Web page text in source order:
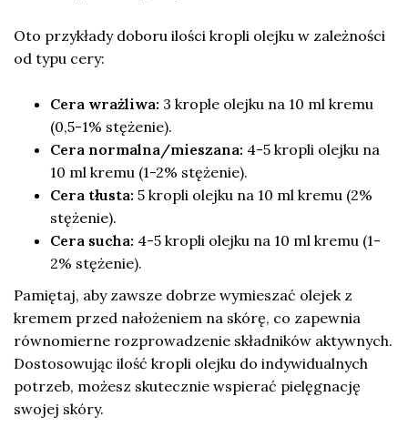
Oto przykłady doboru ilości kropli olejku w zależności
od typu cery:
Cera wrażliwa: 3 krople olejku na 10 ml kremu
(0,5-1% stężenie).
Cera normalna/mieszana: 4-5 kropli olejku na
10 ml kremu (1-2% stężenie).
Cera tłusta: 5 kropli olejku na 10 ml kremu (2%
stężenie).
Cera sucha: 4-5 kropli olejku na 10 ml kremu (1-
2% stężenie).
Pamiętaj, aby zawsze dobrze wymieszać olejek z
kremem przed nałożeniem na skórę, co zapewnia
równomierne rozprowadzenie składników aktywnych.
Dostosowując ilość kropli olejku do indywidualnych
potrzeb, możesz skutecznie wspierać pielęgnację
swojej skóry.